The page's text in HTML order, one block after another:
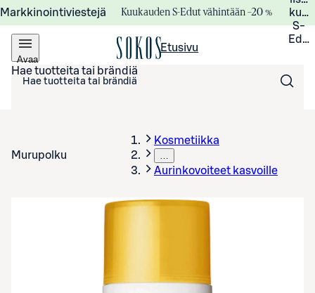
Markkinointiviestejä Kuukauden S-Edut vähintään –20 %
S-
Avaa
valikko
Etusivu
Hae tuotteita tai brändiä
Murupolku
Kosmetiikka
…
Aurinkovoiteet kasvoille